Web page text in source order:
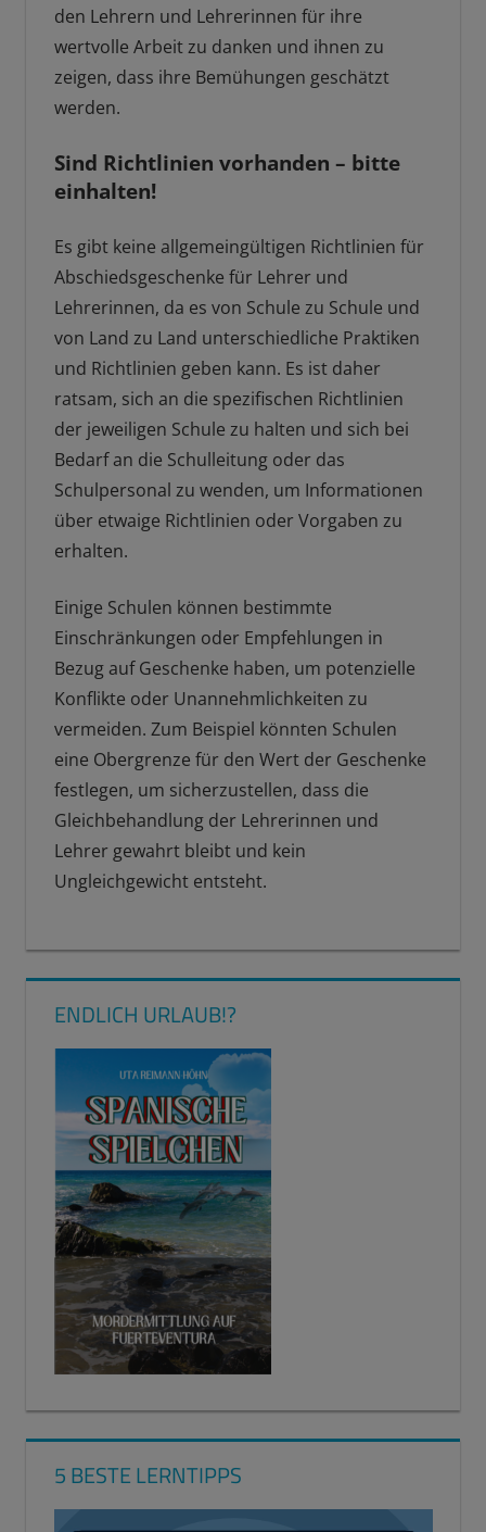
den Lehrern und Lehrerinnen für ihre
wertvolle Arbeit zu danken und ihnen zu
zeigen, dass ihre Bemühungen geschätzt
werden.
Sind Richtlinien vorhanden – bitte
einhalten!
Es gibt keine allgemeingültigen Richtlinien für
Abschiedsgeschenke für Lehrer und
Lehrerinnen, da es von Schule zu Schule und
von Land zu Land unterschiedliche Praktiken
und Richtlinien geben kann. Es ist daher
ratsam, sich an die spezifischen Richtlinien
der jeweiligen Schule zu halten und sich bei
Bedarf an die Schulleitung oder das
Schulpersonal zu wenden, um Informationen
über etwaige Richtlinien oder Vorgaben zu
erhalten.
Einige Schulen können bestimmte
Einschränkungen oder Empfehlungen in
Bezug auf Geschenke haben, um potenzielle
Konflikte oder Unannehmlichkeiten zu
vermeiden. Zum Beispiel könnten Schulen
eine Obergrenze für den Wert der Geschenke
festlegen, um sicherzustellen, dass die
Gleichbehandlung der Lehrerinnen und
Lehrer gewahrt bleibt und kein
Ungleichgewicht entsteht.
ENDLICH URLAUB!?
5 BESTE LERNTIPPS